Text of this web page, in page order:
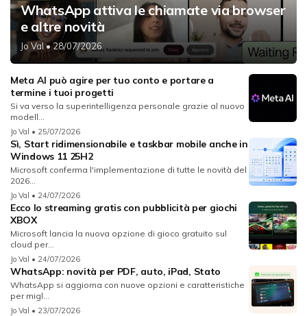
WhatsApp attiva le chiamate via browser
e altre novità
Jo Val• 28/07/2026
Meta AI può agire per tuo conto e portare a
termine i tuoi progetti
Si va verso la superintelligenza personale grazie al nuovo
modell...
Jo Val • 25/07/2026
Sì, Start ridimensionabile e taskbar mobile anche in
Windows 11 25H2
Microsoft conferma l'implementazione di tutte le novità del
2026...
Jo Val • 24/07/2026
Ecco lo streaming gratis con pubblicità per giochi
XBOX
Microsoft lancia la nuova opzione di gioco gratuito sul
cloud per...
Jo Val • 24/07/2026
WhatsApp: novità per PDF, auto, iPad, Stato
WhatsApp si aggiorna con nuove opzioni e caratteristiche
per migl...
Jo Val • 23/07/2026